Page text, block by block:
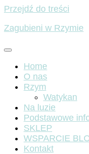
Przejdź do treści
Zagubieni w Rzymie
Home
O nas
Rzym
Watykan
Na luzie
Podstawowe
SKLEP
WSPARCIE
Kontakt